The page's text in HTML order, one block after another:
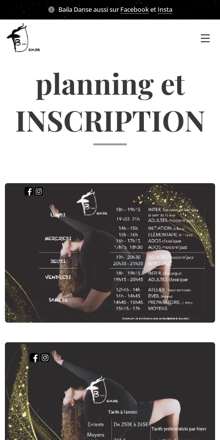
Baila Danse aussi surFacebooket Insta
planning et
INSCRIPTION